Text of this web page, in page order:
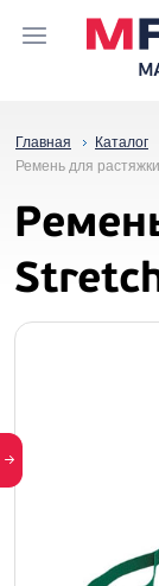
Главная Каталог
Ремень для